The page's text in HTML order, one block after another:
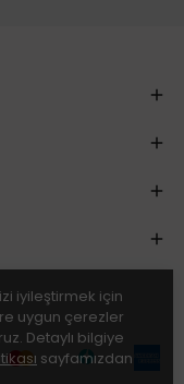
iyileştirmek için
uygun çerezler
Detaylı bilgiye
sayfamızdan